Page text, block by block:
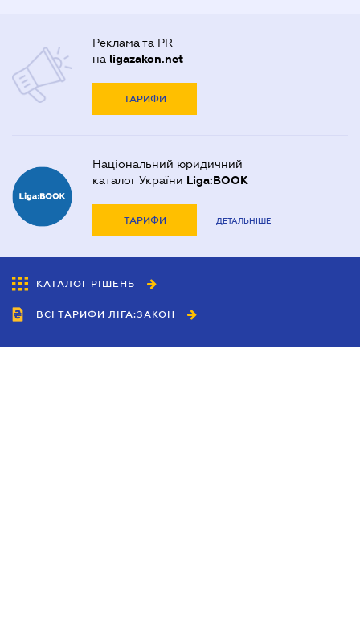
Реклама та PR
на ligazakon.net
ТАРИФИ
Національний юридичний
каталог України Liga:BOOK
ТАРИФИ ДЕТАЛЬНІШЕ
КАТАЛОГ РІШЕНЬ
ВСІ ТАРИФИ ЛІГА:ЗАКОН